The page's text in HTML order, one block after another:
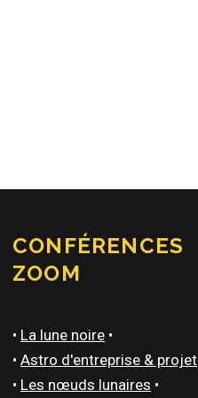
CONFÉRENCES
ZOOM
• La lune noire •
• Astro d'entreprise & projet
• Les nœuds lunaires •